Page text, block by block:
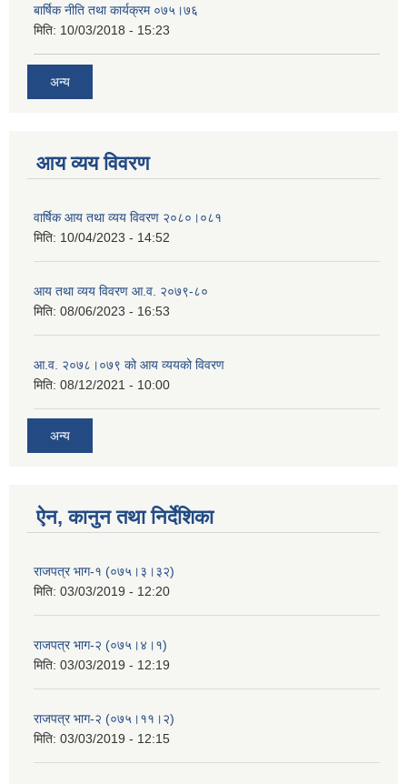
बार्षिक नीति तथा कार्यक्रम ०७५।७६
मिति: 10/03/2018 - 15:23
अन्य
आय व्यय विवरण
वार्षिक आय तथा व्यय विवरण २०८०।०८१
मिति: 10/04/2023 - 14:52
आय तथा व्यय विवरण आ.व. २०७९-८०
मिति: 08/06/2023 - 16:53
आ.व. २०७८।०७९ को आय व्ययको विवरण
मिति: 08/12/2021 - 10:00
अन्य
ऐन, कानुन तथा निर्देशिका
राजपत्र भाग-१ (०७५।३।३२)
मिति: 03/03/2019 - 12:20
राजपत्र भाग-२ (०७५।४।१)
मिति: 03/03/2019 - 12:19
राजपत्र भाग-२ (०७५।११।२)
मिति: 03/03/2019 - 12:15